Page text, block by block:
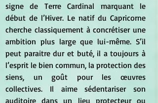
signe de Terre Cardinal marquant le
début de l’Hiver. Le natif du Capricorne
cherche classiquement à concrétiser une
ambition plus large que lui-même. S’il
peut paraitre dur et buté, il a toujours à
l’esprit le bien commun, la protection des
siens, un goût pour les œuvres
collectives. Il aime sédentariser son
auditoire dans un lieu protecteur ou